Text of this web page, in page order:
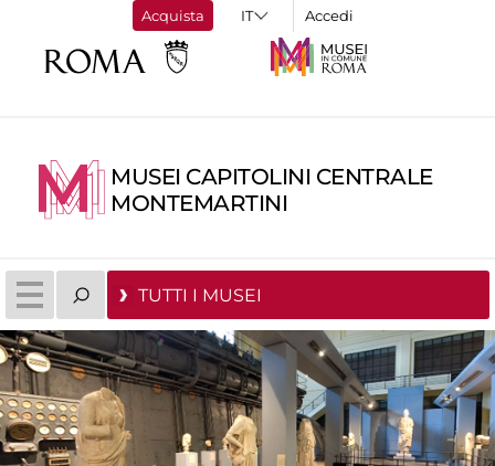
Acquista Accedi
MUSEI CAPITOLINI CENTRALE
MONTEMARTINI
TUTTI I MUSEI